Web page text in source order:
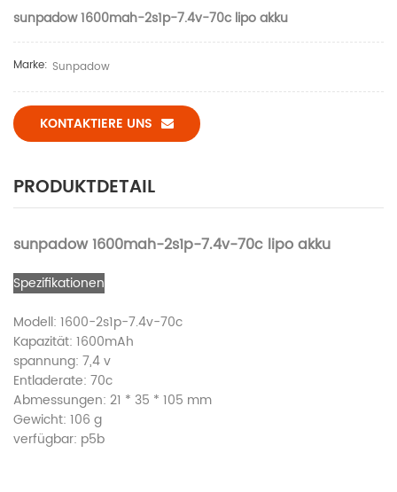
sunpadow 1600mah-2s1p-7.4v-70c lipo akku
Marke: Sunpadow
KONTAKTIERE UNS
PRODUKTDETAIL
sunpadow 1600mah-2s1p-7.4v-70c lipo akku
Spezifikationen
Modell: 1600-2s1p-7.4v-70c
Kapazität: 1600mAh
spannung: 7,4 v
Entladerate: 70c
Abmessungen: 21 * 35 * 105 mm
Gewicht: 106 g
verfügbar: p5b